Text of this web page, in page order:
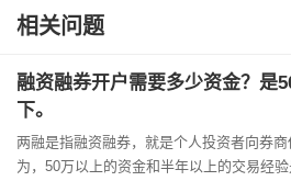
相关问题
融资融券开户需要多少资金？是
下。
两融是指融资融券，就是个人投资者向券
为，50万以上的资金和半年以上的交易经